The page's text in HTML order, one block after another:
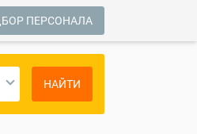
ПЕРСОНАЛА
НАЙТИ